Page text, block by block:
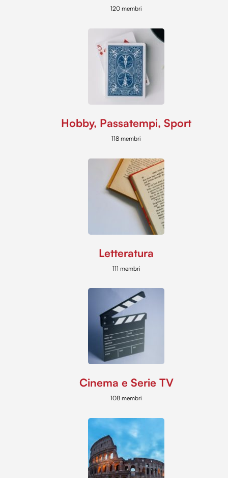
120 membri
Hobby, Passatempi, Sport
118 membri
Letteratura
111 membri
Cinema e Serie TV
108 membri